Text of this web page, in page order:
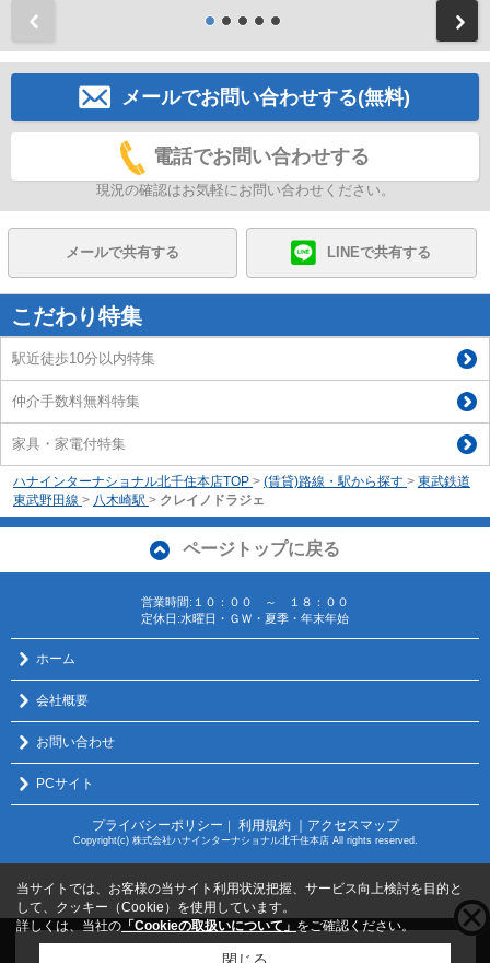
メールでお問い合わせする(無料)
電話でお問い合わせする
現況の確認はお気軽にお問い合わせください。
メールで共有する LINEで共有する
こだわり特集
駅近徒歩10分以内特集
仲介手数料無料特集
家具・家電付特集
ハナインターナショナル北千住本店TOP > (賃貸)路線・駅から探す > 東武鉄道
東武野田線 > 八木崎駅 > クレイノドラジェ
ページトップに戻る
営業時間:１０：００ ～ １８：００
定休日:水曜日・ＧＷ・夏季・年末年始
ホーム
会社概要
お問い合わせ
PCサイト
プライバシーポリシー 利用規約 ｜アクセスマップ
Copyright(c) 株式会社ハナインターナショナル北千住本店 All rights reserved.
こちらの物件をご覧の方にお勧めな物件
当サイトでは、お客様の当サイト利用状況把握、サービス向上検討を目的と
して、クッキー（Cookie）を使用しています。
詳しくは、当社の 「Cookieの取扱いについて」 をご確認ください。